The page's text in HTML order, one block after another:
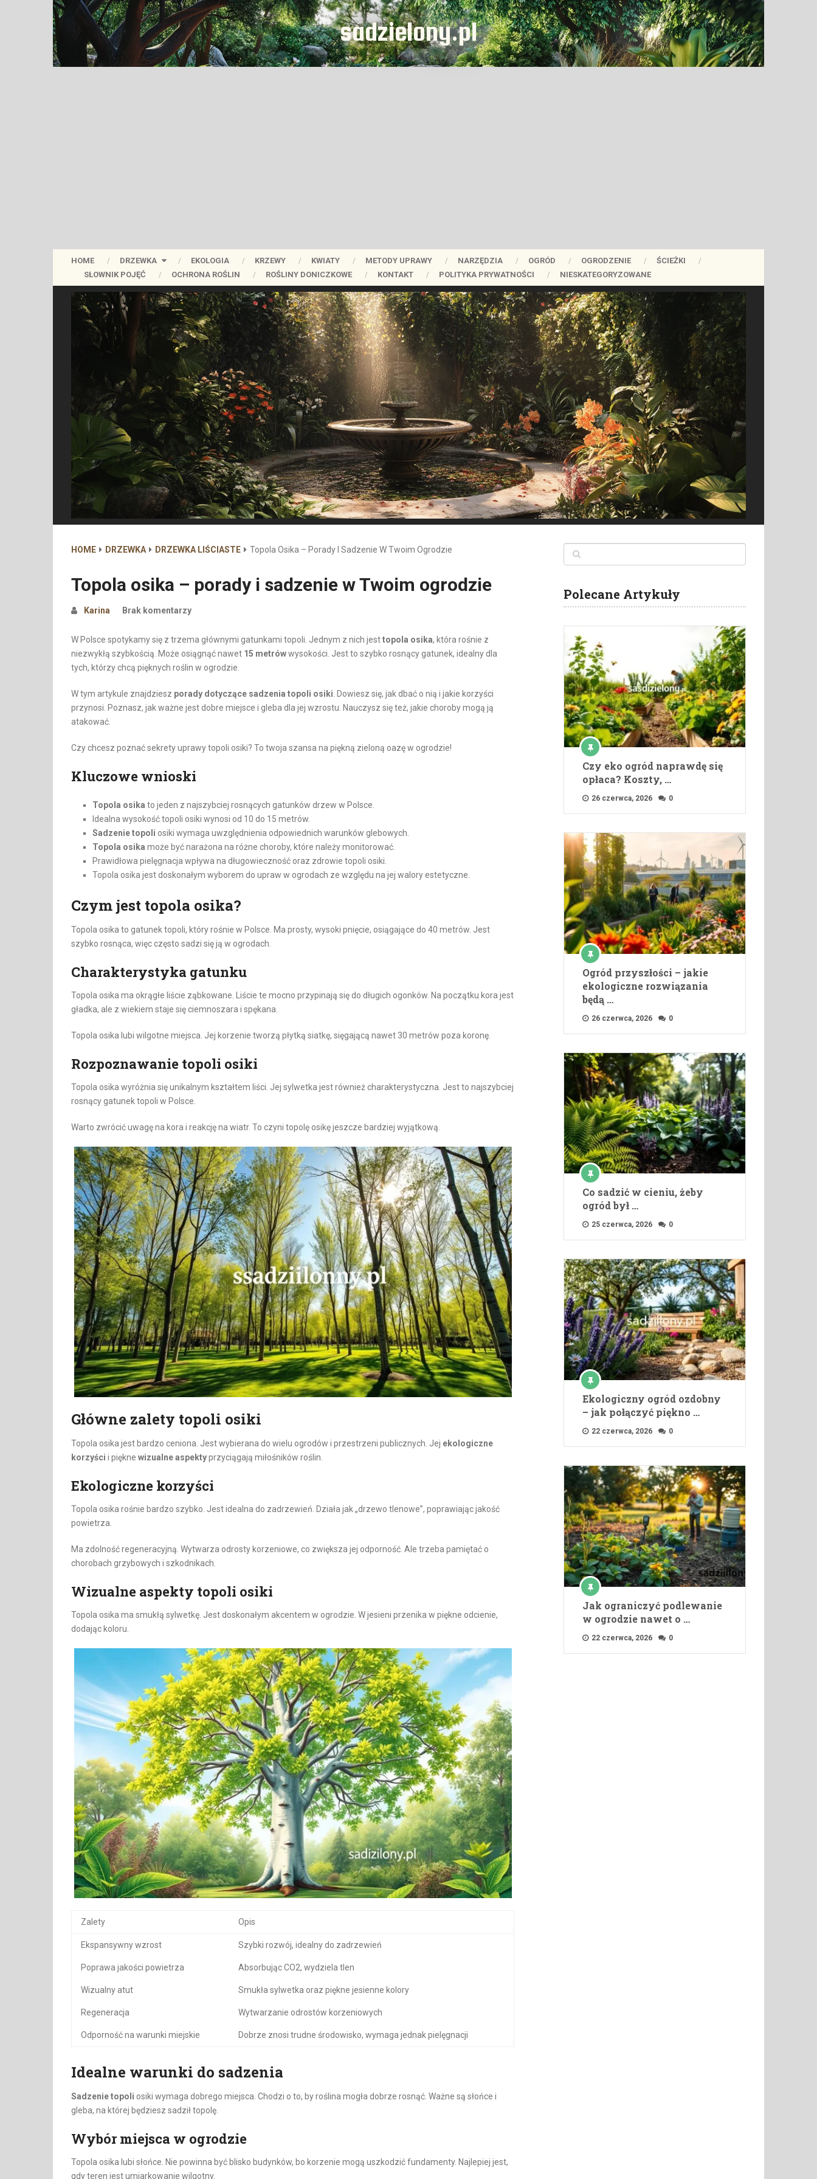
sadzielony.pl
HOME DRZEWKA EKOLOGIA KRZEWY KWIATY METODY UPRAWY NARZĘDZIA OGRÓD OGRODZENIE
ŚCIEŻKI
SŁOWNIK POJĘĆ
OCHRONA ROŚLIN ROŚLINY DONICZKOWE KONTAKT POLITYKA PRYWATNOŚCI NIESKATEGORYZOWANE
HOME DRZEWKA DRZEWKA LIŚCIASTE Topola Osika – Porady I Sadzenie W Twoim Ogrodzie
Topola osika – porady i sadzenie w Twoim ogrodzie
Karina Brak komentarzy
W Polsce spotykamy się z trzema głównymi gatunkami topoli. Jednym z nich jesttopola osika, która rośnie z
niezwykłą szybkością. Może osiągnąć nawet 15 metrówwysokości. Jest to szybko rosnący gatunek, idealny dla
tych, którzy chcą pięknych roślin w ogrodzie.
W tym artykule znajdziesz porady dotyczące sadzenia topoli osiki. Dowiesz się, jak dbać o nią i jakie korzyści
przynosi. Poznasz, jak ważne jest dobre miejsce i gleba dla jej wzrostu. Nauczysz się też, jakie choroby mogą ją
atakować.
Czy chcesz poznać sekrety uprawy topoli osiki? To twoja szansa na piękną zieloną oazę w ogrodzie!
Kluczowe wnioski
Topola osika to jeden z najszybciej rosnących gatunków drzew w Polsce.
Idealna wysokość topoli osiki wynosi od 10 do 15 metrów.
Sadzenie topoli osiki wymaga uwzględnienia odpowiednich warunków glebowych.
Topola osika może być narażona na różne choroby, które należy monitorować.
Prawidłowa pielęgnacja wpływa na długowieczność oraz zdrowie topoli osiki.
Topola osika jest doskonałym wyborem do upraw w ogrodach ze względu na jej walory estetyczne.
Czym jest topola osika?
Topola osika to gatunek topoli, który rośnie w Polsce. Ma prosty, wysoki pnięcie, osiągające do 40 metrów. Jest
szybko rosnąca, więc często sadzi się ją w ogrodach.
Charakterystyka gatunku
Topola osika ma okrągłe liście ząbkowane. Liście te mocno przypinają się do długich ogonków. Na początku kora jest
gładka, ale z wiekiem staje się ciemnoszara i spękana.
Topola osika lubi wilgotne miejsca. Jej korzenie tworzą płytką siatkę, sięgającą nawet 30 metrów poza koronę.
Rozpoznawanie topoli osiki
Topola osika wyróżnia się unikalnym kształtem liści. Jej sylwetka jest również charakterystyczna. Jest to najszybciej
rosnący gatunek topoli w Polsce.
Warto zwrócić uwagę na kora i reakcję na wiatr. To czyni topolę osikę jeszcze bardziej wyjątkową.
Główne zalety topoli osiki
Topola osika jest bardzo ceniona. Jest wybierana do wielu ogrodów i przestrzeni publicznych. Jej ekologiczne
korzyści i piękne wizualne aspektyprzyciągają miłośników roślin.
Ekologiczne korzyści
Topola osika rośnie bardzo szybko. Jest idealna do zadrzewień. Działa jak „drzewo tlenowe”, poprawiając jakość
powietrza.
Ma zdolność regeneracyjną. Wytwarza odrosty korzeniowe, co zwiększa jej odporność. Ale trzeba pamiętać o
chorobach grzybowych i szkodnikach.
Wizualne aspekty topoli osiki
Topola osika ma smukłą sylwetkę. Jest doskonałym akcentem w ogrodzie. W jesieni przenika w piękne odcienie,
dodając koloru.
Zalety Opis
Ekspansywny wzrost Szybki rozwój, idealny do zadrzewień
Poprawa jakości powietrza Absorbując CO2, wydziela tlen
Wizualny atut Smukła sylwetka oraz piękne jesienne kolory
Regeneracja Wytwarzanie odrostów korzeniowych
Odporność na warunki miejskie Dobrze znosi trudne środowisko, wymaga jednak pielęgnacji
Idealne warunki do sadzenia
Sadzenie topoli osiki wymaga dobrego miejsca. Chodzi o to, by roślina mogła dobrze rosnąć. Ważne są słońce i
gleba, na której będziesz sadził topolę.
Wybór miejsca w ogrodzie
Topola osika lubi słońce. Nie powinna być blisko budynków, bo korzenie mogą uszkodzić fundamenty. Najlepiej jest,
gdy teren jest umiarkowanie wilgotny.
Polecane Artykuły
Czy eko ogród naprawdę się
opłaca? Koszty, …
26 czerwca, 2026 0
Ogród przyszłości – jakie
ekologiczne rozwiązania
będą …
26 czerwca, 2026 0
Co sadzić w cieniu, żeby
ogród był …
25 czerwca, 2026 0
Ekologiczny ogród ozdobny
– jak połączyć piękno …
22 czerwca, 2026 0
Jak ograniczyć podlewanie
w ogrodzie nawet o …
22 czerwca, 2026 0